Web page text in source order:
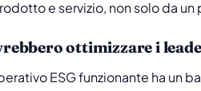
e servizio, non solo da un
ottimizzare i
ESG funzionante ha un